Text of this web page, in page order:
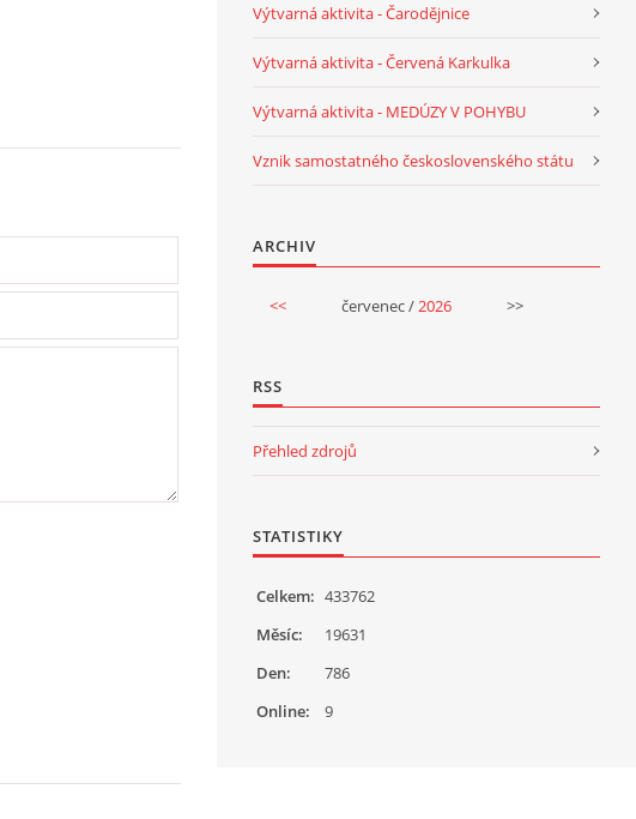
Výtvarná aktivita - Čarodějnice
Výtvarná aktivita - Červená Karkulka
Výtvarná aktivita - MEDÚZY V POHYBU
Vznik samostatného československého státu
ARCHIV
<< červenec / 2026 >>
RSS
Přehled zdrojů
STATISTIKY
Online: 9
Celkem: 433762
Měsíc:
19631
Den:
786